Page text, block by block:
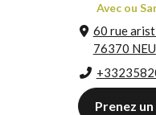
Avec ou
60 rue
76370
Prenez